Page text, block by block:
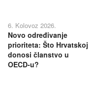
6. Kolovoz 2026.
Novo određivanje
prioriteta: Što Hrvatskoj
donosi članstvo u
OECD-u?